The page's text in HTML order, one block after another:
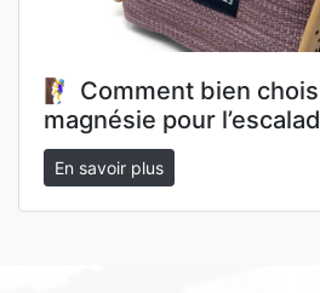
🧗‍♀️ Comment bien
magnésie pour
En savoir plus